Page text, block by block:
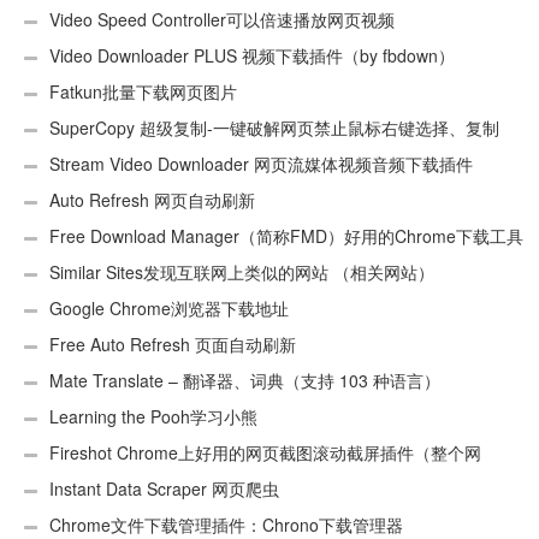
Video Speed Controller可以倍速播放网页视频
Video Downloader PLUS 视频下载插件（by fbdown）
Fatkun批量下载网页图片
SuperCopy 超级复制-一键破解网页禁止鼠标右键选择、复制
Stream Video Downloader 网页流媒体视频音频下载插件
Auto Refresh 网页自动刷新
Free Download Manager（简称FMD）好用的Chrome下载工具
插件Similar Sites发现互联网上类似的网站 （相关网站）
Google Chrome浏览器下载地址
Free Auto Refresh 页面自动刷新
Mate Translate – 翻译器、词典（支持 103 种语言）
Learning the Pooh学习小熊
Fireshot Chrome上好用的网页截图滚动截屏插件（整个网
页）Instant Data Scraper 网页爬虫
Chrome文件下载管理插件：Chrono下载管理器